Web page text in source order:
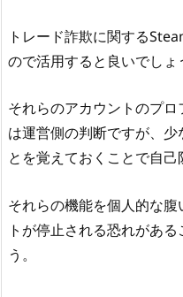
トレード詐欺に関する
ので活用すると良いでしょ
それらのアカウントのプ
は運営側の判断ですが、
とを覚えておくことで自己
それらの機能を個人的な
トが停止される恐れがあ
う。